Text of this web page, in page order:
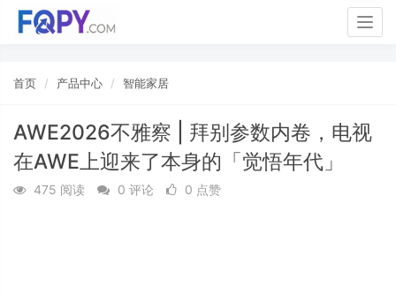
首页 产品中心 智能家居
AWE2026不雅察 | 拜别参数内卷，电视
在AWE上迎来了本身的「觉悟年代」
475 阅读 0 评论 0 点赞